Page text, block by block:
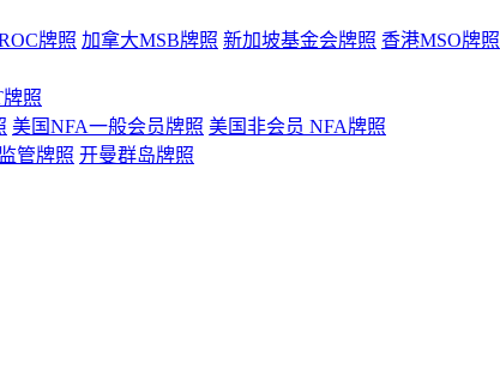
牌照 加拿大MSB牌照 新加坡基金会牌照 香港MSO牌照
照
美国NFA一般会员牌照 美国非会员 NFA牌照
管牌照 开曼群岛牌照